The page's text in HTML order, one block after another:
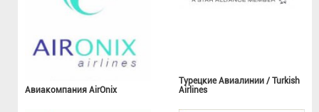
Авиакомпания AirOnix
Турецкие Авиалинии / Turkish
Airlines